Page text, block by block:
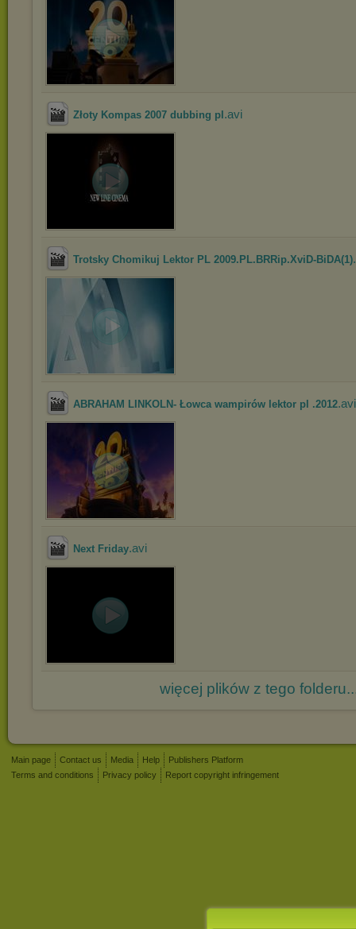
Złoty Kompas 2007 dubbing pl .avi
Trotsky Chomikuj Lektor PL 2009.PL.BRRip.XviD-BiDA(1)
ABRAHAM LINKOLN- Łowca wampirów lektor pl .2012.avi
Next Friday.avi
więcej plików z tego
Main page Contact us Media Help
Publishers Platform
Terms and conditions
Privacy policy Report copyright infringement